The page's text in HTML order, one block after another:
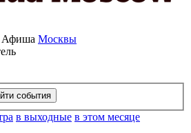
Афиша Москвы
в выходные в этом месяце